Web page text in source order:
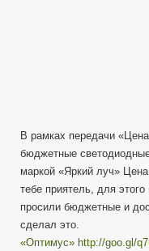
В рамках передачи
бюджетные
маркой «Яркий луч»
тебе приятель, для
просили бюджетные и
сделал это.
«Оптимус» http://goo.gl/